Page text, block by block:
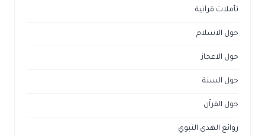
تأملات قرآنية
حول الاسلام
حول الاعجاز
حول السنة
حول القراّن
روائع الهدى النبوي